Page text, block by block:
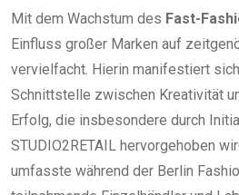
Mit dem Wachstum des Fast-
Einfluss großer Marken auf
vervielfacht. Hierin manifestiert
Schnittstelle zwischen Kreativität
Erfolg, die insbesondere durch
STUDIO2RETAIL hervorgehoben
umfasste während der Berlin